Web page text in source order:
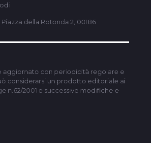
della Rotonda 2, 00186
aggiornato con periodicità regolare e
considerarsi un prodotto editoriale ai
n.62/2001 e successive modifiche e